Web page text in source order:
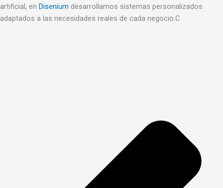
artificial, en Disenium desarrollamos sistemas personalizados
adaptados a las necesidades reales de cada negocio.C